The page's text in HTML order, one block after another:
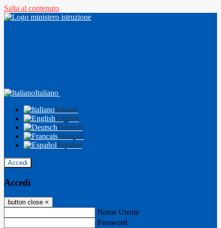
Salta al contenuto
Italiano
Italiano
English
Deutsch
Français
Español
Accedi
Accedi
button close ×
Nome Utente
Password